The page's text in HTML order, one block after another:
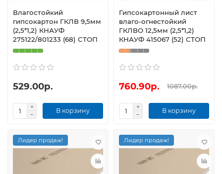
Влагостойкий
гипсокартон ГКЛВ 9,5мм
(2,5*1,2) КНАУФ
275122/801233 (68) СТОП
529.00р.
В корзину
Гипсокартонный лист
влаго-огнестойкий
ГКЛВО 12,5мм (2,5*1,2)
КНАУФ 415067 (52) СТОП
760.90р. 1087.00р.
В корзину
Лидер продаж! Лидер продаж!